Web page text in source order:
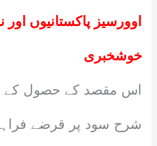
اوورسیز پاکستانیوں
خوشخبری
اس مقصد کے حصول کے
شرح سود پر قرضے